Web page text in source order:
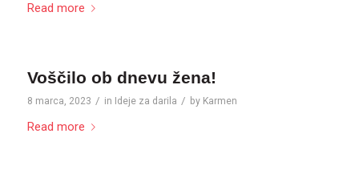
Read more
Voščilo ob dnevu žena!
8 marca, 2023 / in Ideje za darila / by Karmen
Read more